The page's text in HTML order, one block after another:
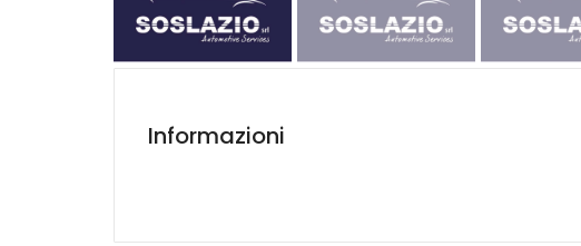
Informazioni